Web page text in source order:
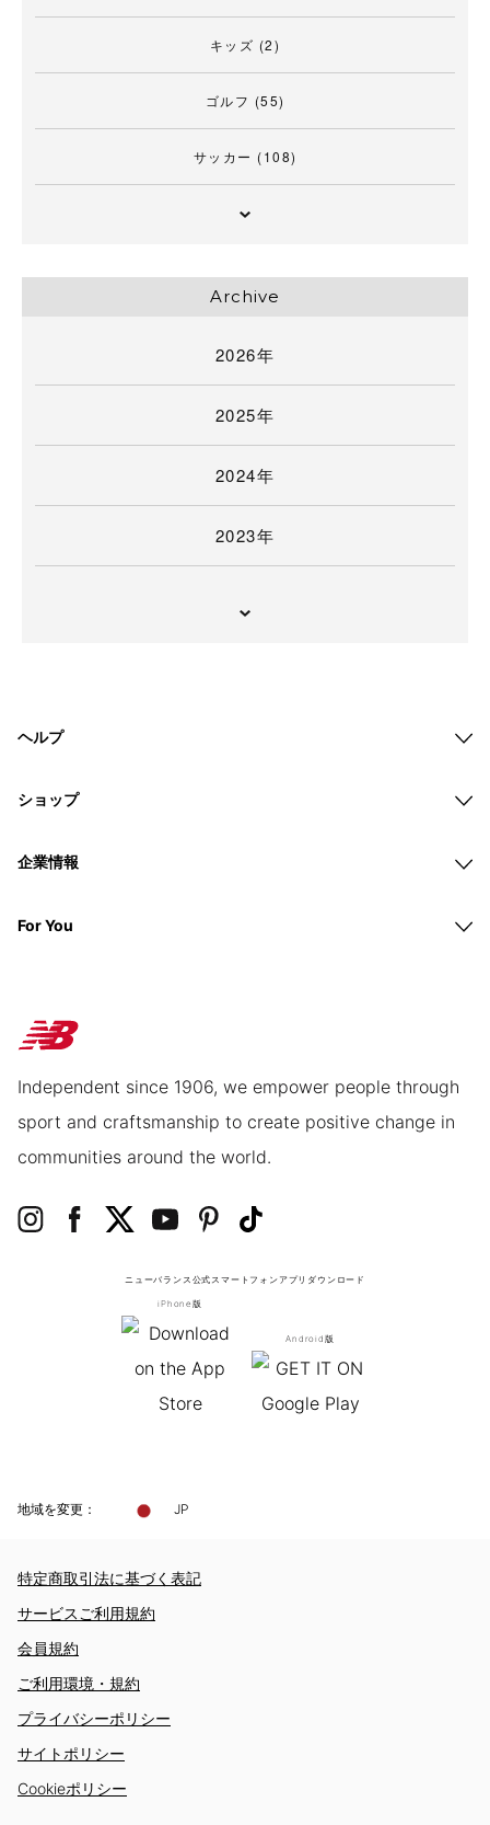
キッズ (2)
ゴルフ (55)
サッカー (108)
Archive
2026年
2025年
2024年
2023年
ヘルプ
ショップ
企業情報
For You
Independent since 1906, we empower people through
sport and craftsmanship to create positive change in
communities around the world.
ニューバランス公式スマートフォンアプリ ダウンロード
iPhone版
Android版
地域を変更： JP
特定商取引法に基づく表記
サービスご利用規約
会員規約
ご利用環境・規約
プライバシーポリシー
サイトポリシー
Cookieポリシー